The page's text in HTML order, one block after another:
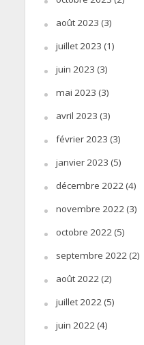
août 2023 (3)
juillet 2023 (1)
juin 2023 (3)
mai 2023 (3)
avril 2023 (3)
février 2023 (3)
janvier 2023 (5)
décembre 2022(4)
novembre 2022(3)
octobre 2022(5)
septembre 2022(2)
août 2022(2)
juillet 2022(5)
juin 2022(4)